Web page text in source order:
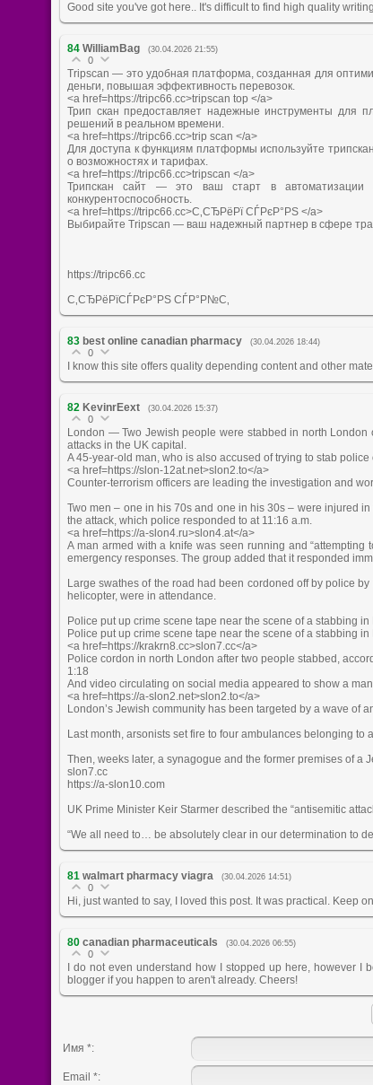
Good site you've got here.. It's difficult to find high quality
84 WilliamBag (30.04.2026 21:55)
0
Tripscan — это удобная платформа, созданная для
деньги, повышая эффективность перевозок.
<a href=https://tripc66.cc>tripscan top </a>
Трип скан предоставляет надежные инструменты для
решений в реальном времени.
<a href=https://tripc66.cc>trip scan </a>
Для доступа к функциям платформы используйте
о возможностях и тарифах.
<a href=https://tripc66.cc>tripscan </a>
Трипскан сайт — это ваш старт в автоматизации
конкурентоспособность.
<a href=https://tripc66.cc>С‚СЂРёРї СЃРєР°РЅ </a>
Выбирайте Tripscan — ваш надежный партнер в сфере
https://tripc66.cc
С‚СЂРёРїСЃРєР°РЅ СЃР°Р№С‚
83 best online canadian pharmacy (30.04.2026 18:44)
0
I know this site offers quality depending content and other
82 KevinrEext (30.04.2026 15:37)
0
London — Two Jewish people were stabbed in north
attacks in the UK capital.
A 45-year-old man, who is also accused of trying to stab
<a href=https://slon-12at.net>slon2.to</a>
Counter-terrorism officers are leading the investigation and
Two men – one in his 70s and one in his 30s – were injured
the attack, which police responded to at 11:16 a.m.
<a href=https://a-slon4.ru>slon4.at</a>
A man armed with a knife was seen running and
emergency responses. The group added that it responded
Large swathes of the road had been cordoned off by police
helicopter, were in attendance.
Police put up crime scene tape near the scene of a stabbing
Police put up crime scene tape near the scene of a stabbing
<a href=https://krakrn8.cc>slon7.cc</a>
Police cordon in north London after two people stabbed,
1:18
And video circulating on social media appeared to show a
<a href=https://a-slon2.net>slon2.to</a>
London’s Jewish community has been targeted by a wave of
Last month, arsonists set fire to four ambulances belonging
Then, weeks later, a synagogue and the former premises of a
slon7.cc
https://a-slon10.com
UK Prime Minister Keir Starmer described the “antisemitic
“We all need to… be absolutely clear in our determination to
81 walmart pharmacy viagra (30.04.2026 14:51)
0
Hi, just wanted to say, I loved this post. It was practical. Keep
80 canadian pharmaceuticals (30.04.2026 06:55)
0
I do not even understand how I stopped up here, however
blogger if you happen to aren't already. Cheers!
Имя *:
Email *: